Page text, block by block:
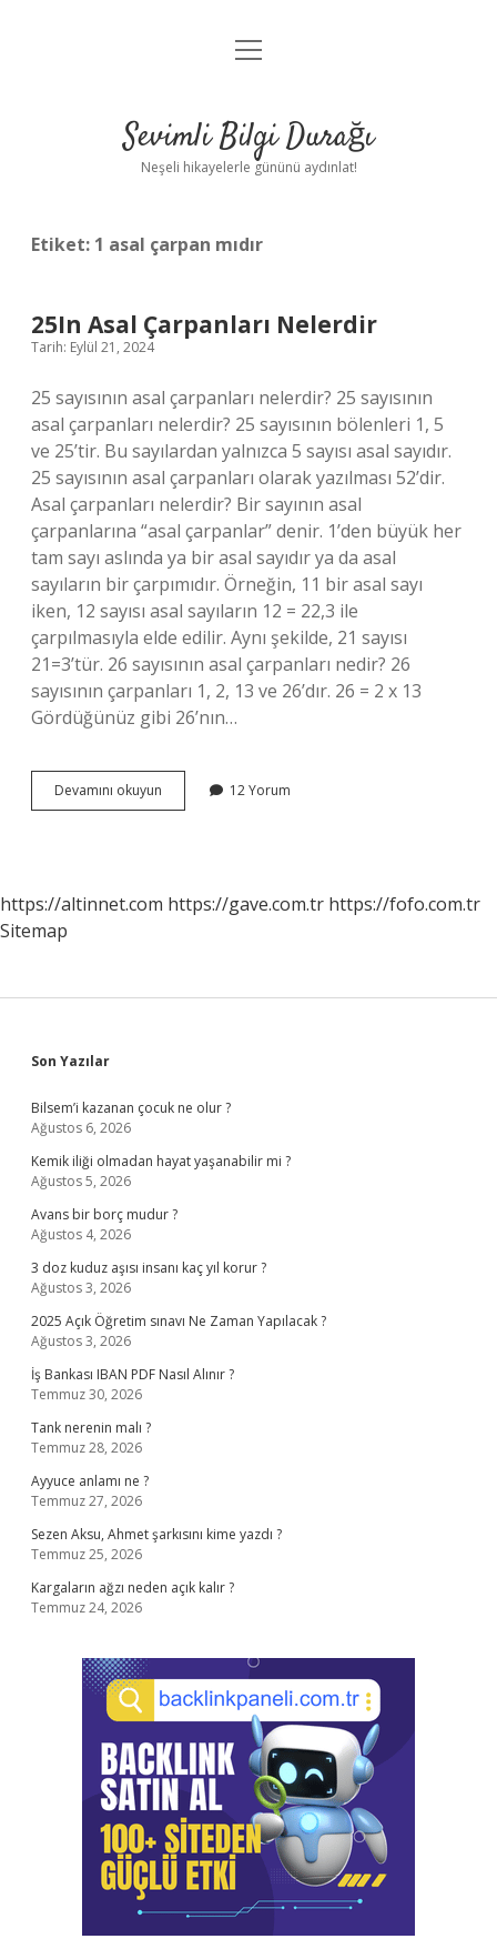
Anasayfa
Yasal Uyarı
menüyü
Sevimli Bilgi Durağı
Neşeli hikayelerle gününü aydınlat!
Etiket: 1 asal çarpan mıdır
25In Asal Çarpanları Nelerdir
Tarih: Eylül 21, 2024
25 sayısının asal çarpanları nelerdir? 25 sayısının
asal çarpanları nelerdir? 25 sayısının bölenleri 1, 5
ve 25’tir. Bu sayılardan yalnızca 5 sayısı asal sayıdır.
25 sayısının asal çarpanları olarak yazılması 52’dir.
Asal çarpanları nelerdir? Bir sayının asal
çarpanlarına “asal çarpanlar” denir. 1’den büyük her
tam sayı aslında ya bir asal sayıdır ya da asal
sayıların bir çarpımıdır. Örneğin, 11 bir asal sayı
iken, 12 sayısı asal sayıların 12 = 22,3 ile
çarpılmasıyla elde edilir. Aynı şekilde, 21 sayısı
21=3’tür. 26 sayısının asal çarpanları nedir? 26
sayısının çarpanları 1, 2, 13 ve 26’dır. 26 = 2 x 13
Gördüğünüz gibi 26’nın…
Devamını okuyun
Asal
12 Yorum
https://altinnet.com https://gave.com.tr https://fofo.com.tr
Sitemap
Sidebar
Son Yazılar
Bilsem’i kazanan çocuk ne olur ?
Ağustos 6, 2026
Kemik iliği olmadan hayat yaşanabilir mi ?
Ağustos 5, 2026
Avans bir borç mudur ?
Ağustos 4, 2026
3 doz kuduz aşısı insanı kaç yıl korur ?
Ağustos 3, 2026
2025 Açık Öğretim sınavı Ne Zaman Yapılacak ?
Ağustos 3, 2026
İş Bankası IBAN PDF Nasıl Alınır ?
Temmuz 30, 2026
Tank nerenin malı ?
Temmuz 28, 2026
Ayyuce anlamı ne ?
Temmuz 27, 2026
Sezen Aksu, Ahmet şarkısını kime yazdı ?
Temmuz 25, 2026
Kargaların ağzı neden açık kalır ?
Temmuz 24, 2026